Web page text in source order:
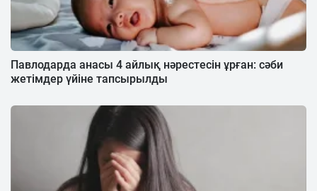
Павлодарда анасы 4 айлық нәрестесін ұрған: сәби
жетімдер үйіне тапсырылды